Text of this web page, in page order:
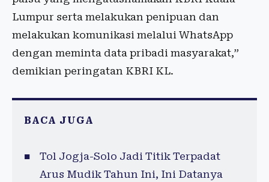
Lumpur serta melakukan penipuan dan
melakukan komunikasi melalui WhatsApp
dengan meminta data pribadi masyarakat,”
demikian peringatan KBRI KL.
BACA JUGA
Tol Jogja-Solo Jadi Titik Terpadat
Arus Mudik Tahun Ini, Ini Datanya